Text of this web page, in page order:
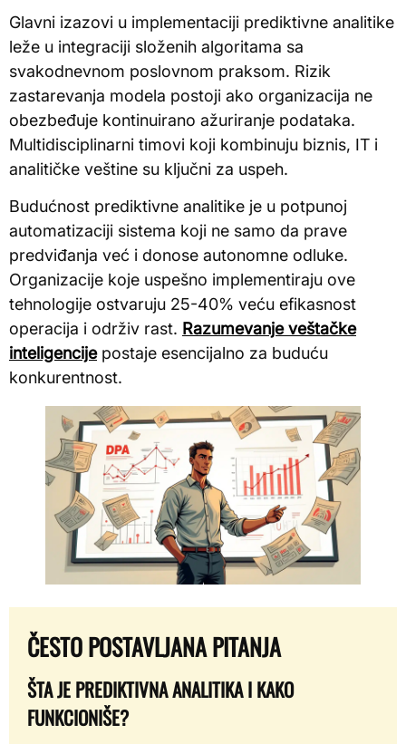
Glavni izazovi u implementaciji prediktivne analitike
leže u integraciji složenih algoritama sa
svakodnevnom poslovnom praksom. Rizik
zastarevanja modela postoji ako organizacija ne
obezbeđuje kontinuirano ažuriranje podataka.
Multidisciplinarni timovi koji kombinuju biznis, IT i
analitičke veštine su ključni za uspeh.
Budućnost prediktivne analitike je u potpunoj
automatizaciji sistema koji ne samo da prave
predviđanja već i donose autonomne odluke.
Organizacije koje uspešno implementiraju ove
tehnologije ostvaruju 25-40% veću efikasnost
operacija i održiv rast. Razumevanje veštačke
inteligencijepostaje esencijalno za buduću
konkurentnost.
ČESTO POSTAVLJANA PITANJA
ŠTA JE PREDIKTIVNA ANALITIKA I KAKO
FUNKCIONIŠE?